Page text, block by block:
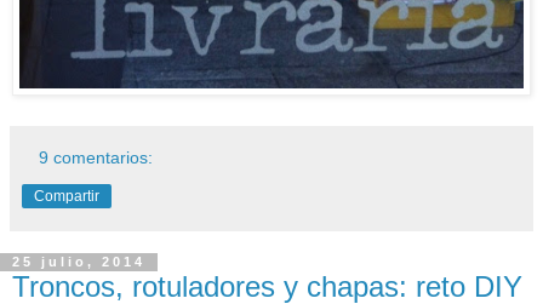
9 comentarios:
Compartir
25 julio, 2014
Troncos, rotuladores y chapas: reto DIY